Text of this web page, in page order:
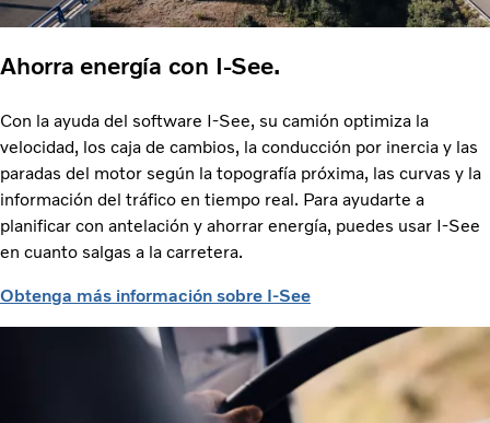
Ahorra energía con I-See.
Con la ayuda del software I-See, su camión optimiza la
velocidad, los caja de cambios, la conducción por inercia y las
paradas del motor según la topografía próxima, las curvas y la
información del tráfico en tiempo real. Para ayudarte a
planificar con antelación y ahorrar energía, puedes usar I-See
en cuanto salgas a la carretera.
Obtenga más información sobre I-See